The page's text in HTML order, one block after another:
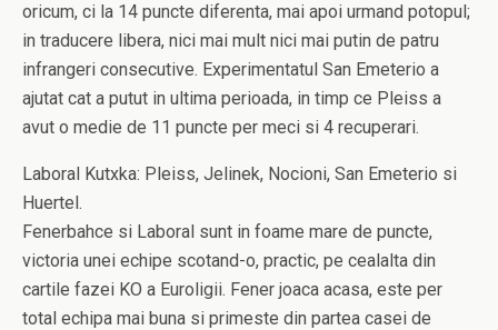
oricum, ci la 14 puncte diferenta, mai apoi urmand potopul;
in traducere libera, nici mai mult nici mai putin de patru
infrangeri consecutive. Experimentatul San Emeterio a
ajutat cat a putut in ultima perioada, in timp ce Pleiss a
avut o medie de 11 puncte per meci si 4 recuperari.
Laboral Kutxka: Pleiss, Jelinek, Nocioni, San Emeterio si
Huertel.
Fenerbahce si Laboral sunt in foame mare de puncte,
victoria unei echipe scotand-o, practic, pe cealalta din
cartile fazei KO a Euroligii. Fener joaca acasa, este per
total echipa mai buna si primeste din partea casei de